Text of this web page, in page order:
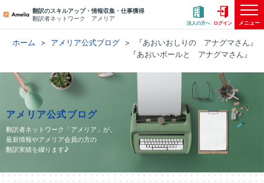
翻訳のスキルアップ・情報収集・仕事獲得
翻訳者ネットワーク アメリア
法人の方へ ログイン メニュー
ホーム アメリア公式ブログ
『あおいおしりの アナグマさん』
『あおいボールと アナグマさん』
アメリア公式ブログ
翻訳者ネットワーク「アメリア」が、
最新情報やアメリア会員の方の
翻訳実績を綴ります♪